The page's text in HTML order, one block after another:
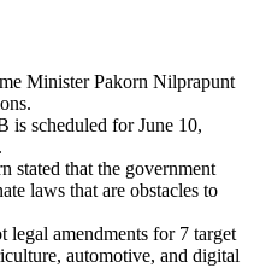
Minister Pakorn Nilprapunt
is scheduled for June 10,
stated that the government
laws that are obstacles to
legal amendments for 7 target
automotive, and digital